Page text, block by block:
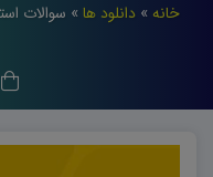
خانه » دانلود ها »